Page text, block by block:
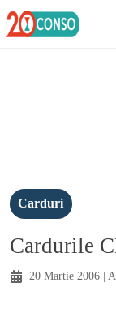
Carduri
Cardurile
20 Martie 2006 |